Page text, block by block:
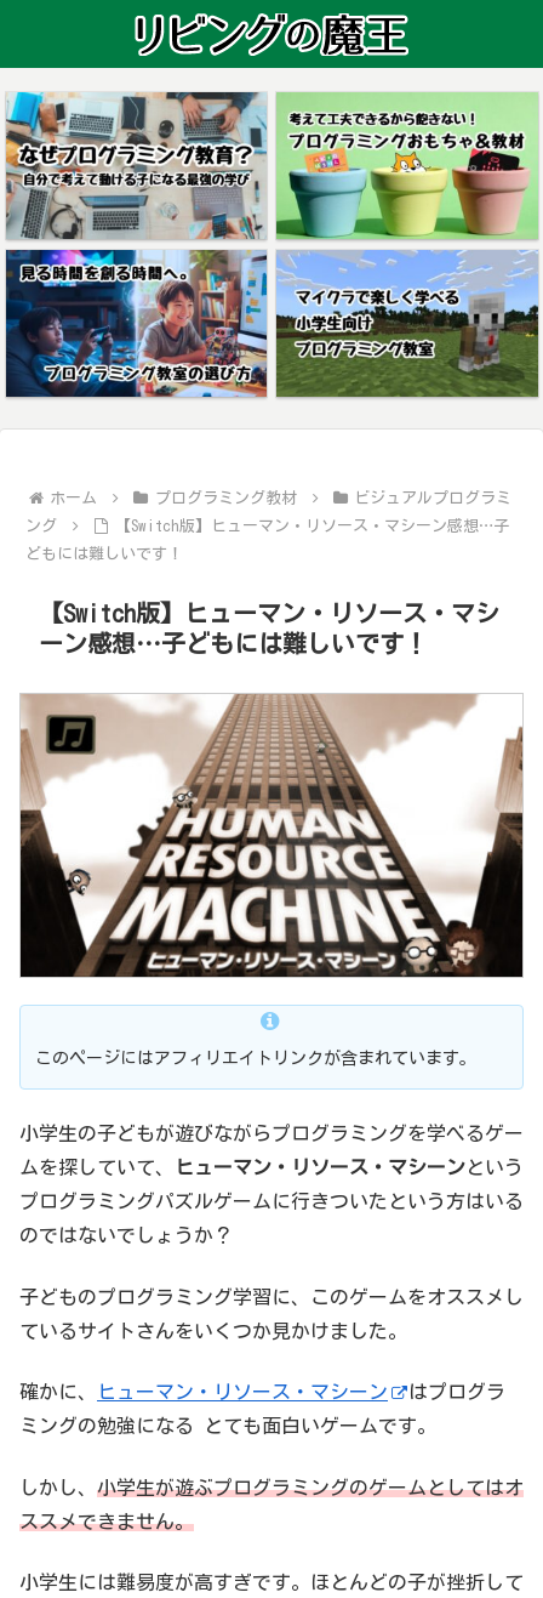
ホーム プログラミング教材
ビジュアルプログラミ
ング
【Switch版】ヒューマン・リソース・マシーン感想…子
どもには難しいです！
【Switch版】ヒューマン・リソース・マシ
ーン感想…子どもには難しいです！
このページにはアフィリエイトリンクが含まれています。
小学生の子どもが遊びながらプログラミングを学べるゲー
ムを探していて、
ヒューマン・リソース・マシーンという
プログラミングパズルゲームに行きついたという方はいる
のではないでしょうか？
子どものプログラミング学習に、このゲームをオススメし
ているサイトさんをいくつか見かけました。
確かに、 ヒューマン・リソース・マシーン
はプログラ
ミングの勉強になる とても面白いゲームです。
しかし、 小学生が遊ぶプログラミングのゲームとしてはオ
ススメできません。
小学生には難易度が高すぎです。ほとんどの子が挫折して